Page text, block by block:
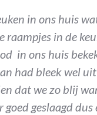
in ons huis
raampjes in de
in ons huis
had bleek wel
dat we zo blij
geslaagd